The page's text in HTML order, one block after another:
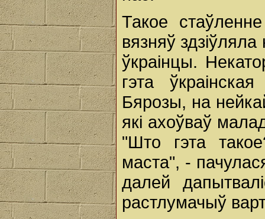
Такое
вязняў
ўкраінцы.
гэта
Бярозы, на
які ахоўваў
"Што гэта
маста", -
далей
растлумачыў